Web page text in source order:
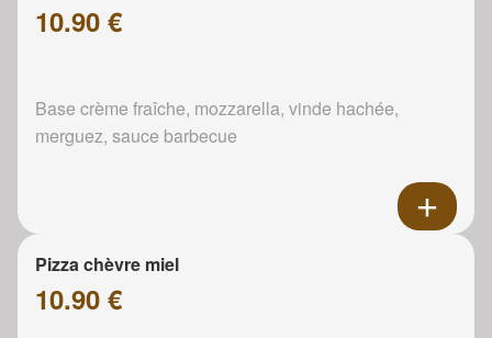
10.90 €
Base crème fraîche, mozzarella, vinde hachée,
merguez, sauce barbecue
Pizza chèvre miel
10.90 €